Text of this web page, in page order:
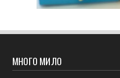
МНОГО МИЛО